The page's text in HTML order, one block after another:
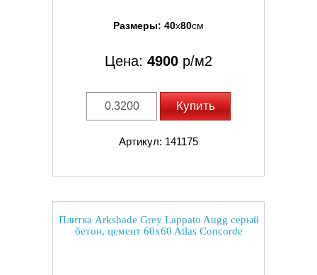
Размеры: 40x80см
Цена: 4900 р/м2
Купить
Артикул: 141175
Плитка Arkshade Grey Lappato Augg серый
бетон, цемент 60x60 Atlas Concorde